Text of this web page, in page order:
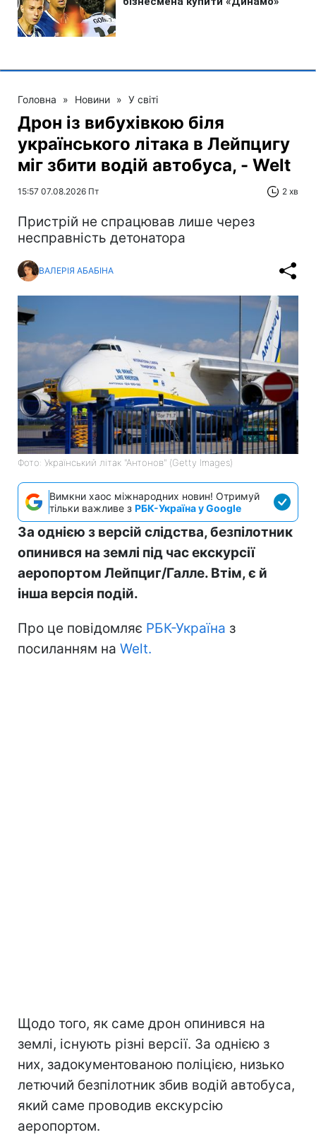
Головна » Новини » У світі
Дрон із вибухівкою біля
українського літака в Лейпцигу
міг збити водій автобуса, - Welt
15:57 07.08.2026 Пт 2 хв
Пристрій не спрацював лише через
несправність детонатора
ВАЛЕРІЯ АБАБІНА
Фото: Український літак "Антонов" (Getty Images)
Вимкни хаос міжнародних новин! Отримуй
тільки важливе з РБК-Україна у Google
За однією з версій слідства, безпілотник
опинився на землі під час екскурсії
аеропортом Лейпциг/Галле. Втім, є й
інша версія подій.
Про це повідомляє РБК-Україна з
посиланням на Welt.
Щодо того, як саме дрон опинився на
землі, існують різні версії. За однією з
них, задокументованою поліцією, низько
летючий безпілотник збив водій автобуса,
який саме проводив екскурсію
аеропортом.